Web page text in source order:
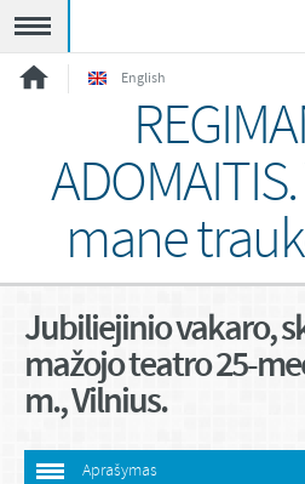
English
mane
Jubiliejinio vakaro,
mažojo teatro 25-
m., Vilnius.
Aprašymas